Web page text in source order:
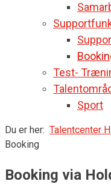
Test-
Sport
Du er her: Talentcenter
Booking
Booking via